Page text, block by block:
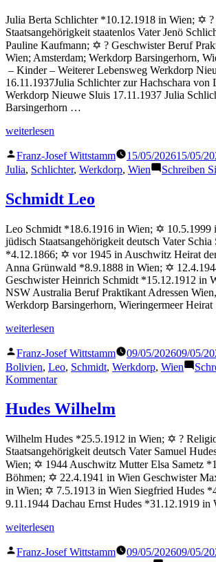
Julia Berta Schlichter *10.12.1918 in Wien; ✡
Staatsangehörigkeit staatenlos Vater Jenö
Pauline Kaufmann; ✡ ? Geschwister Beruf
Wien; Amsterdam; Werkdorp Barsingerhorn,
– Kinder – Weiterer Lebensweg Werkdorp
16.11.1937Julia Schlichter zur Hachschara von
Werkdorp Nieuwe Sluis 17.11.1937 Julia
Barsingerhorn …
„Schlichter
weiterlesen
Veröffentlicht
von
Franz-Josef Wittstamm 15/05/202615/05/
Julia, Schlichter, Werkdorp, Wien Schreiben
Schmidt Leo
Leo Schmidt *18.6.1916 in Wien; ✡ 10.5.1999
jüdisch Staatsangehörigkeit deutsch Vater Schia
*4.12.1866; ✡ vor 1945 in Auschwitz Heirat
Anna Grünwald *8.9.1888 in Wien; ✡
Geschwister Heinrich Schmidt *15.12.1912 in
NSW Australia Beruf Praktikant Adressen
Werkdorp Barsingerhorn, Wieringermeer
„Schmidt
weiterlesen
Veröffentlicht
von
Franz-Josef Wittstamm 09/05/202609/05/
Bolivien, Leo, Schmidt, Werkdorp, Wien
Kommentarzu
Leo
Hudes Wilhelm
Wilhelm Hudes *25.5.1912 in Wien; ✡ ?
Staatsangehörigkeit deutsch Vater Samuel
Wien; ✡ 1944 Auschwitz Mutter Elsa Sametz
Böhmen; ✡ 22.4.1941 in Wien Geschwister
in Wien; ✡ 7.5.1913 in Wien Siegfried Hudes
9.11.1944 Dachau Ernst Hudes *31.12.1919
„Hudes
weiterlesen
Veröffentlicht
Franz-Josef Wittstamm 09/05/202609/05/